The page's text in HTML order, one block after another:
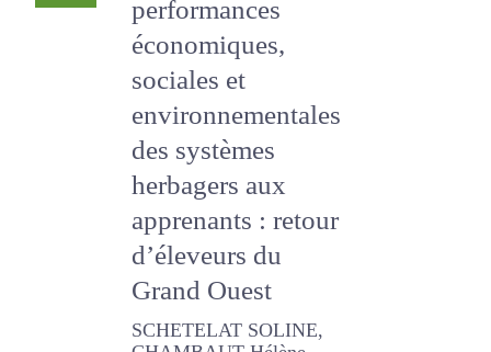
Parler des
performances
économiques,
sociales et
environnementales
des systèmes
herbagers aux
apprenants : retour
d’éleveurs du Grand
Ouest